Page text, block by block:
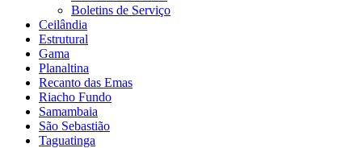
Boletins de Serviço
Ceilândia
Estrutural
Gama
Planaltina
Recanto das Emas
Riacho Fundo
Samambaia
São Sebastião
Taguatinga